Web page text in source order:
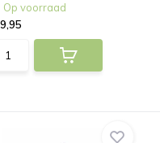
Op voorraad